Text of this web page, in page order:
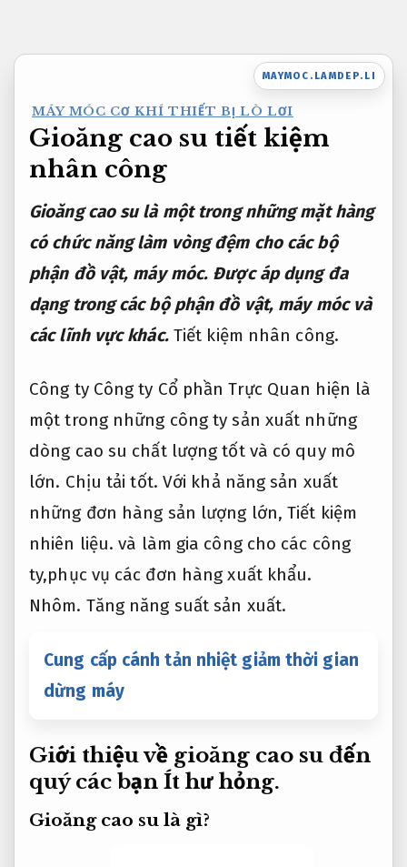
dung
MAYMOC.LAMDEP.LI
MÁY MÓC CƠ KHÍ THIẾT BỊ LÒ LƠI
Gioăng cao su tiết kiệm
nhân công
Gioăng cao su là một trong những mặt hàng
có chức năng làm vòng đệm cho các bộ
phận đồ vật, máy móc. Được áp dụng đa
dạng trong các bộ phận đồ vật, máy móc và
các lĩnh vực khác. Tiết kiệm nhân công.
Công ty Công ty Cổ phần Trực Quan hiện là
một trong những công ty sản xuất những
dòng cao su chất lượng tốt và có quy mô
lớn. Chịu tải tốt. Với khả năng sản xuất
những đơn hàng sản lượng lớn,Tiết kiệm
nhiên liệu. và làm gia công cho các công
ty,phục vụ các đơn hàng xuất khẩu.
Nhôm. Tăng năng suất sản xuất.
Cung cấp cánh tản nhiệt giảm thời gian
dừng máy
Giới thiệu về gioăng cao su đến
quý các bạn Ít hư hỏng.
Gioăng cao su là gì?